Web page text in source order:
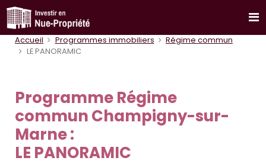
Accueil Programmes immobiliers
Régime commun
LE PANORAMIC
Programme Régime
commun Champigny-sur-
Marne :
LE PANORAMIC